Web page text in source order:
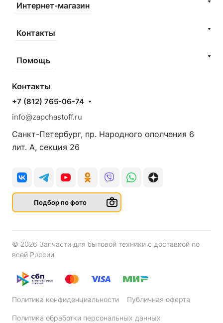
Интернет-магазин
Контакты
Помощь
Контакты
+7 (812) 765-06-74
info@zapchastoff.ru
Санкт-Петербург, пр. Народного ополчения 6
лит. А, секция 26
Подбор по фото
© 2026 Запчасти для бытовой техники с доставкой по
всей России
Политика конфиденциальности Публичная оферта
Политика обработки персональных данных